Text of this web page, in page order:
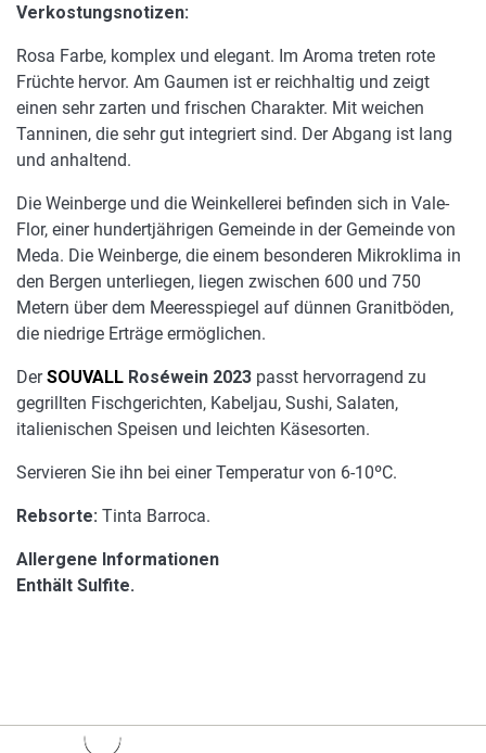
Verkostungsnotizen:
Rosa Farbe, komplex und elegant. Im Aroma treten rote
Früchte hervor. Am Gaumen ist er reichhaltig und zeigt
einen sehr zarten und frischen Charakter. Mit weichen
Tanninen, die sehr gut integriert sind. Der Abgang ist lang
und anhaltend.
Die Weinberge und die Weinkellerei befinden sich in Vale-
Flor, einer hundertjährigen Gemeinde in der Gemeinde von
Meda. Die Weinberge, die einem besonderen Mikroklima in
den Bergen unterliegen, liegen zwischen 600 und 750
Metern über dem Meeresspiegel auf dünnen Granitböden,
die niedrige Erträge ermöglichen.
DerSOUVALL Roséwein 2023 passt hervorragend zu
gegrillten Fischgerichten, Kabeljau, Sushi, Salaten,
italienischen Speisen und leichten Käsesorten.
Servieren Sie ihn bei einer Temperatur von 6-10ºC.
Rebsorte: Tinta Barroca.
Allergene Informationen
Enthält Sulfite.